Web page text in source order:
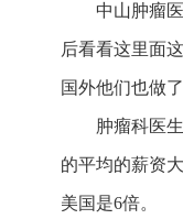
中山肿瘤
后看看这里面
国外他们也做
肿瘤科医
的平均的薪资
美国是6倍。